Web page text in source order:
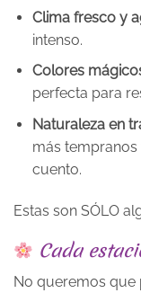
Clima fresco y
intenso.
Colores
perfecta para
Naturaleza en
más
cuento.
Estas son SÓLO
Cada
No queremos que